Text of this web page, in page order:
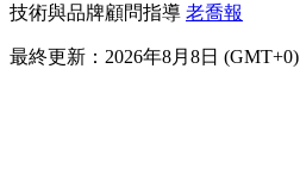
技術與品牌顧問指導 老喬報
最終更新：2026年8月8日 (GMT+0)